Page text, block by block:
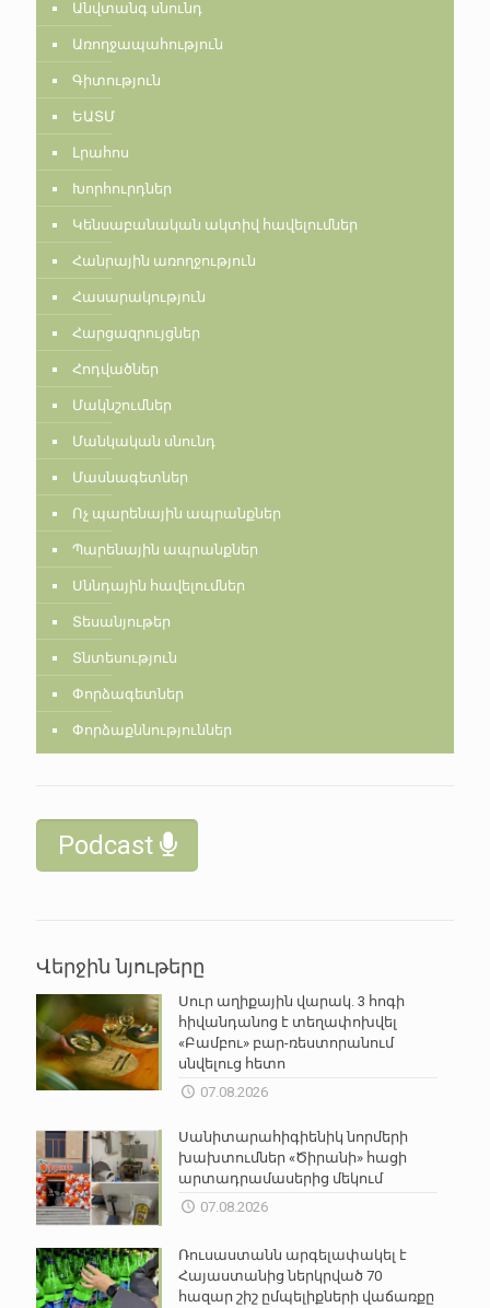
Անվտանգ սնունդ
Առողջապահություն
Գիտություն
ԵԱՏՄ
Լրահոս
Խորհուրդներ
Կենսաբանական ակտիվ հավելումներ
Հանրային առողջություն
Հասարակություն
Հարցազրույցներ
Հոդվածներ
Մակնշումներ
Մանկական սնունդ
Մասնագետներ
Ոչ պարենային ապրանքներ
Պարենային ապրանքներ
Սննդային հավելումներ
Տեսանյութեր
Տնտեսություն
Փորձագետներ
Փորձաքննություններ
Podcast
Վերջին նյութերը
Սուր աղիքային վարակ. 3 հոգի
հիվանդանոց է տեղափոխվել
«Բամբու» բար-ռեստորանում
սնվելուց հետո
07.08.2026
Սանիտարահիգիենիկ նորմերի
խախտումներ «Ծիրանի» հացի
արտադրամասերից մեկում
07.08.2026
Ռուսաստանն արգելափակել է
Հայաստանից ներկրված 70
հազար շիշ ըմպելիքների վաճառքը